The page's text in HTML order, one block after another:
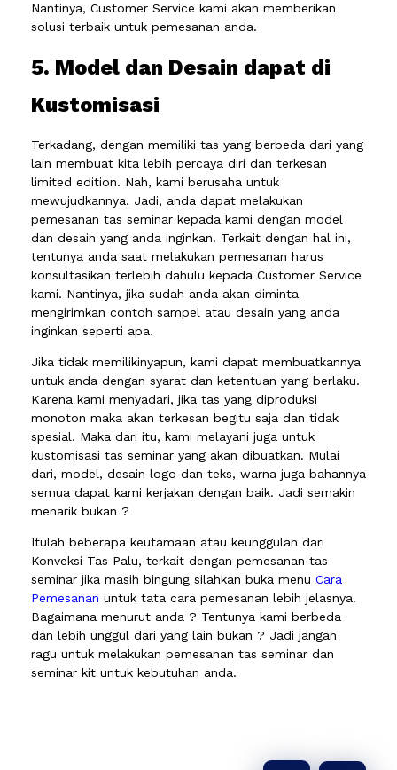
Nantinya, Customer Service kami akan memberikan
solusi terbaik untuk pemesanan anda.
5. Model dan Desain dapat di
Kustomisasi
Terkadang, dengan memiliki tas yang berbeda dari yang
lain membuat kita lebih percaya diri dan terkesan
limited edition. Nah, kami berusaha untuk
mewujudkannya. Jadi, anda dapat melakukan
pemesanan tas seminar kepada kami dengan model
dan desain yang anda inginkan. Terkait dengan hal ini,
tentunya anda saat melakukan pemesanan harus
konsultasikan terlebih dahulu kepada Customer Service
kami. Nantinya, jika sudah anda akan diminta
mengirimkan contoh sampel atau desain yang anda
inginkan seperti apa.
Jika tidak memilikinyapun, kami dapat membuatkannya
untuk anda dengan syarat dan ketentuan yang berlaku.
Karena kami menyadari, jika tas yang diproduksi
monoton maka akan terkesan begitu saja dan tidak
spesial. Maka dari itu, kami melayani juga untuk
kustomisasi tas seminar yang akan dibuatkan. Mulai
dari, model, desain logo dan teks, warna juga bahannya
semua dapat kami kerjakan dengan baik. Jadi semakin
menarik bukan ?
Itulah beberapa keutamaan atau keunggulan dari
Konveksi Tas Palu, terkait dengan pemesanan tas
seminar jika masih bingung silahkan buka menu Cara
Pemesanan untuk tata cara pemesanan lebih jelasnya.
Bagaimana menurut anda ? Tentunya kami berbeda
dan lebih unggul dari yang lain bukan ? Jadi jangan
ragu untuk melakukan pemesanan tas seminar dan
seminar kit untuk kebutuhan anda.